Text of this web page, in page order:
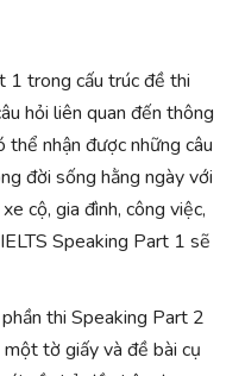
1 trong cấu trúc đề thi
hỏi liên quan đến thông
thể nhận được những câu
đời sống hằng ngày với
cộ, gia đình, công việc,
Speaking Part 1 sẽ
thi Speaking Part 2
tờ giấy và đề bài cụ